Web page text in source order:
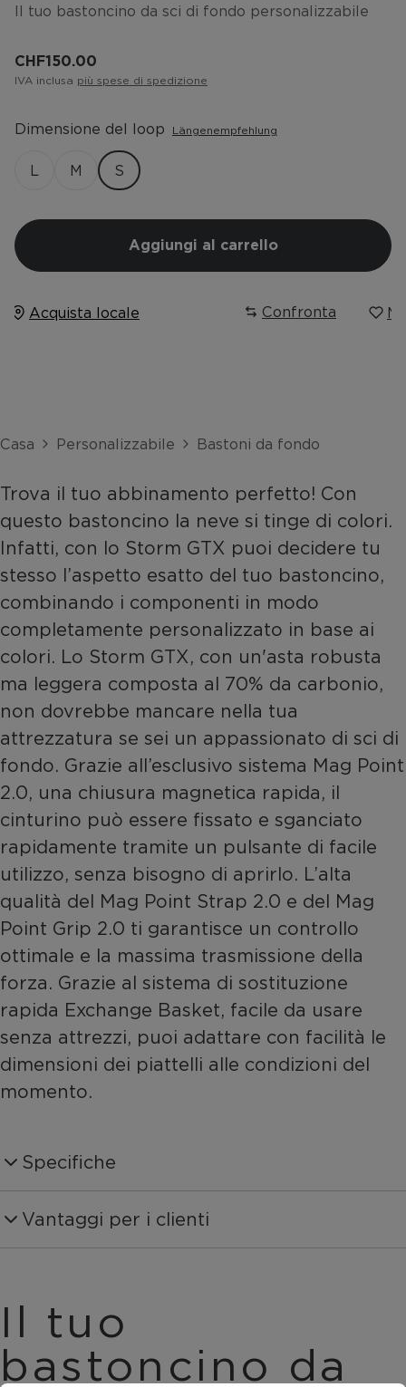
Il tuo bastoncino da sci di fondo personalizzabile
CHF 150.00
IVA inclusa più spese di spedizione
Dimensione del loop Längenempfehlung
L M S
Aggiungi al carrello
Acquista locale Confronta
Casa Personalizzabile Bastoni da fondo
Trova il tuo abbinamento perfetto! Con
questo bastoncino la neve si tinge di colori.
Infatti, con lo Storm GTX puoi decidere tu
stesso l’aspetto esatto del tuo bastoncino,
combinando i componenti in modo
completamente personalizzato in base ai
colori. Lo Storm GTX, con un'asta robusta
ma leggera composta al 70% da carbonio,
non dovrebbe mancare nella tua
attrezzatura se sei un appassionato di sci di
fondo. Grazie all’esclusivo sistema Mag Point
2.0, una chiusura magnetica rapida, il
cinturino può essere fissato e sganciato
rapidamente tramite un pulsante di facile
utilizzo, senza bisogno di aprirlo. L’alta
qualità del Mag Point Strap 2.0 e del Mag
Point Grip 2.0 ti garantisce un controllo
ottimale e la massima trasmissione della
forza. Grazie al sistema di sostituzione
rapida Exchange Basket, facile da usare
senza attrezzi, puoi adattare con facilità le
dimensioni dei piattelli alle condizioni del
momento.
Specifiche
OZ41623
Diametro del manico
16:9 mm
Vantaggi per i clienti
Il tuo
bastoncino da